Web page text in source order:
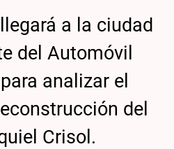
a la ciudad
del Automóvil
analizar el
del
Crisol.